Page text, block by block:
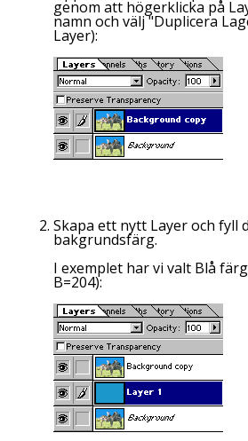
genom att högerklicka på
namn och välj "Duplicera
Layer):
Skapa ett nytt Layeroch fyll
bakgrundsfärg.
I exemplet har vi valt Blå färg
B=204):